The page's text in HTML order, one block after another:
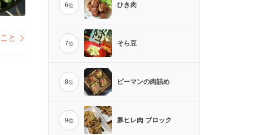
と
6位 ひき肉
7位 そら豆
8位 ピーマンの肉詰め
9位 豚ヒレ肉 ブロック